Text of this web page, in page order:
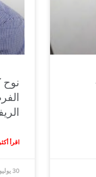
اقرأ
30 يوليو 2026